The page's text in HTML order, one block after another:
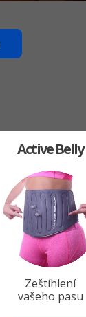
Active Belly
Zeštíhlení
vašeho pasu